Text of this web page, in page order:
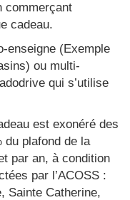
commerçant
cadeau.
enseigne (Exemple
ou multi-
qui s’utilise
est exonéré des
du plafond de la
par an, à condition
par l’ACOSS :
Sainte Catherine,